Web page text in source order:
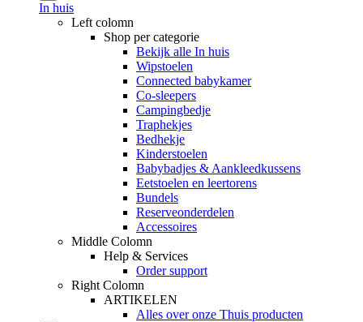
In huis
Left colomn
Shop per categorie
Bekijk alle In huis
Wipstoelen
Connected babykamer
Co-sleepers
Campingbedje
Traphekjes
Bedhekje
Kinderstoelen
Babybadjes & Aankleedkussens
Eetstoelen en leertorens
Bundels
Reserveonderdelen
Accessoires
Middle Colomn
Help & Services
Order support
Right Colomn
ARTIKELEN
Alles over onze Thuis producten